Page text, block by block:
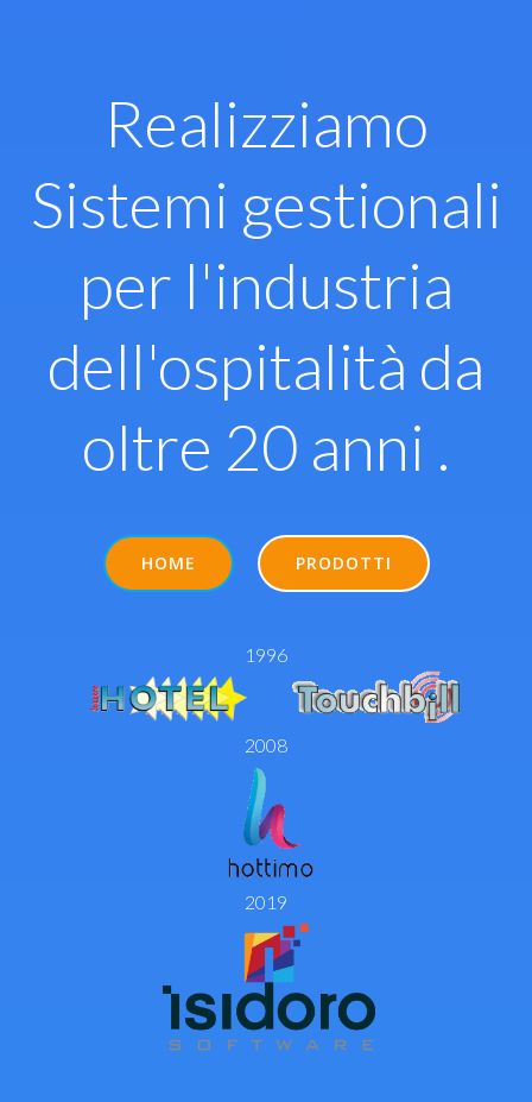
Realizziamo
Sistemi gestionali
per l'industria
dell'ospitalità da
oltre 20 anni .
HOME PRODOTTI
1996
2008
2019